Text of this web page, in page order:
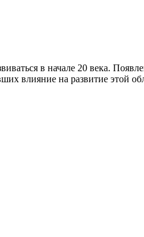
в начале 20 века.
влияние на развитие этой